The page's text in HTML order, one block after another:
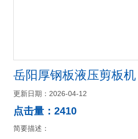
岳阳厚钢板液压剪板机
更新日期：2026-04-12
点击量：2410
简要描述：